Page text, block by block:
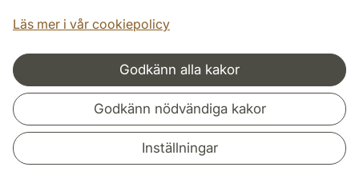
Läs mer i vår cookiepolicy
Godkänn alla kakor
Godkänn nödvändiga kakor
Inställningar
Samarbeten och nätverk